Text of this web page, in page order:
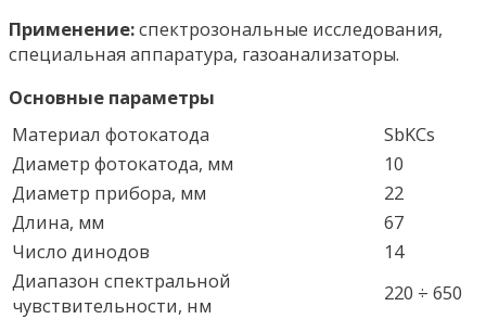
Применение:спектрозональные исследования,
специальная аппаратура, газоанализаторы.
Основные параметры
Материал фотокатода
SbKCs
Диаметр фотокатода, мм
10
Диаметр прибора, мм
22
Длина, мм
67
Число динодов
14
Диапазон спектральной
чувствительности, нм
220 ÷ 650